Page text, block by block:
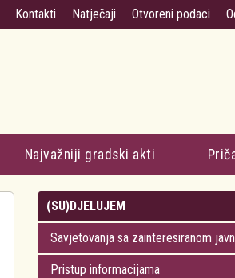
Kontakti Natječaji Otvoreni podaci
Najvažniji gradski akti
(SU)DJELUJEM
Savjetovanja sa zainteresiranom
Pristup informacijama